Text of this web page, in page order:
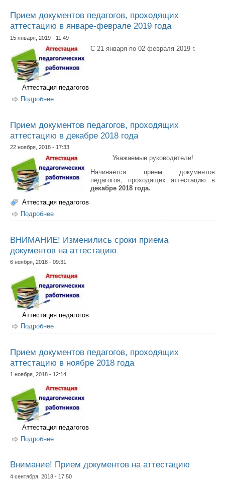
Прием документов педагогов, проходящих
аттестацию в январе-феврале 2019 года
15 января, 2019 - 11:49
С 21 января по 02 февраля 2019 г.
Аттестация педагогов
Подробнее
аттестацию в январе-феврале 2019 года
Прием документов педагогов, проходящих
аттестацию в декабре 2018 года
22 ноября, 2018 - 17:33
Уважаемые руководители!
Начинается прием документов
педагогов, проходящих аттестацию в
декабре 2018 года.
Аттестация педагогов
Подробнее
аттестацию в декабре 2018 года
ВНИМАНИЕ! Изменились сроки приема
документов на аттестацию
6 ноября, 2018 - 09:31
Аттестация педагогов
Подробнее
на аттестацию
Прием документов педагогов, проходящих
аттестацию в ноябре 2018 года
1 ноября, 2018 - 12:14
Аттестация педагогов
Подробнее
аттестацию в ноябре 2018 года
Внимание! Прием документов на аттестацию
4 сентября, 2018 - 17:50